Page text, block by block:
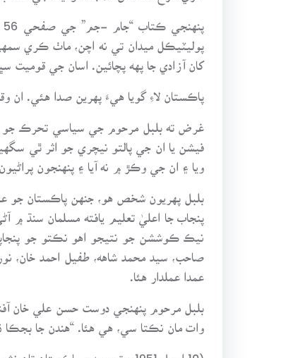
پوليٽيڪل ميدان تي نه اچن، ماٺ ڪري
کان آزادي جا پهه پچائين. اسان جي قوميت
پاڪستان لاءِ گويا هيءَ پهرين صدا هئي. ان
غرض ته بلبل مرحوم جي سياسي تحرڪ جو
فيشن يا ان جي پالتو نيچري جو اثر ٿي
ويا ۽ ان جي وڪڙ ۾ نه آيا ۽ پنهنجون
بلبل پهريون شخص هو، جنهن پاڪستان جو
پنجاب جا اعليٰ تعليم يافته مسلمان
نيڪ ڪوششن جو نتيجو اهو نڪتو جو
صاحب، سيد محمد شاهه، طفيل احمد خان،
عمدا عملدار هئا.
وات مان نڪتا سي، هي هئا. “هندن جا
(10 اپريل 1951ع تي ريڊيو پاڪستان تان نشر ڪيل)